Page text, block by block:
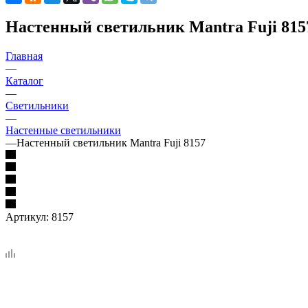
Настенный светильник Mantra Fuji
Главная
—
Каталог
—
Светильники
—
Настенные светильники
—Настенный светильник Mantra Fuji 8157
Артикул: 8157